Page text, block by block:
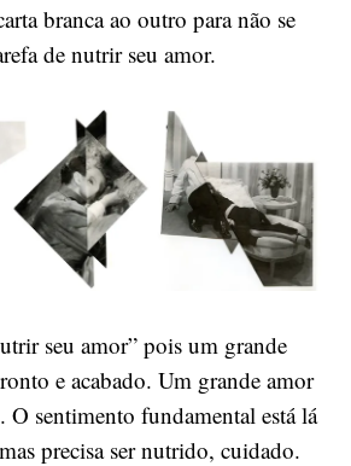
branca ao outro para não se
de nutrir seu amor.
seu amor” pois um grande
e acabado. Um grande amor
O sentimento fundamental está lá
precisa ser nutrido, cuidado.